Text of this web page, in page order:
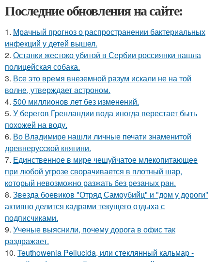
Последние обновления на сайте:
1. Мрачный прогноз о распространении бактериальных
инфекций у детей вышел.
2. Останки жестоко убитой в Сербии россиянки нашла
полицейская собака.
3. Все это время внеземной разум искали не на той
волне, утверждает астроном.
4. 500 миллионов лет без изменений.
5. У берегов Гренландии вода иногда перестает быть
похожей на воду.
6. Во Владимире нашли личные печати знаменитой
древнерусской княгини.
7. Единственное в мире чешуйчатое млекопитающее
при любой угрозе сворачивается в плотный шар,
который невозможно разжать без резаных ран.
8. Звезда боевиков "Отряд Самоубийц" и "дом у дороги"
активно делится кадрами текущего отдыха с
подписчиками.
9. Ученые выяснили, почему дорога в офис так
раздражает.
10. Teuthowenia Pellucida, или стеклянный кальмар -